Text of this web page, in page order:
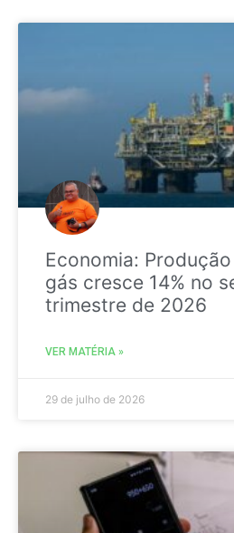
Economia:
gás cresce 14% no
trimestre de 2026
VER MATÉRIA »
29 de julho de 2026